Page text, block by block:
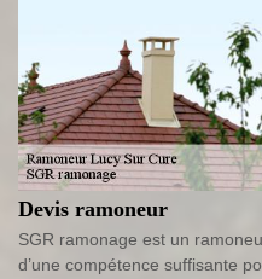
Devis ramoneur
SGR ramonage est un
d’une compétence suffisante